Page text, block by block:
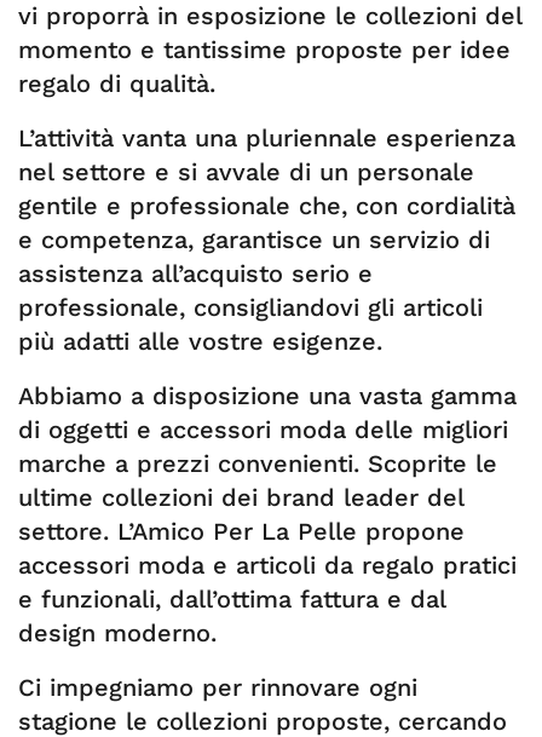
vi proporrà in esposizione le collezioni del
momento e tantissime proposte per idee
regalo di qualità.
L’attività vanta una pluriennale esperienza
nel settore e si avvale di un personale
gentile e professionale che, con cordialità
e competenza, garantisce un servizio di
assistenza all’acquisto serio e
professionale, consigliandovi gli articoli
più adatti alle vostre esigenze.
Abbiamo a disposizione una vasta gamma
di oggetti e accessori moda delle migliori
marche a prezzi convenienti. Scoprite le
ultime collezioni dei brand leader del
settore. L’Amico Per La Pelle propone
accessori moda e articoli da regalo pratici
e funzionali, dall’ottima fattura e dal
design moderno.
Ci impegniamo per rinnovare ogni
stagione le collezioni proposte, cercando